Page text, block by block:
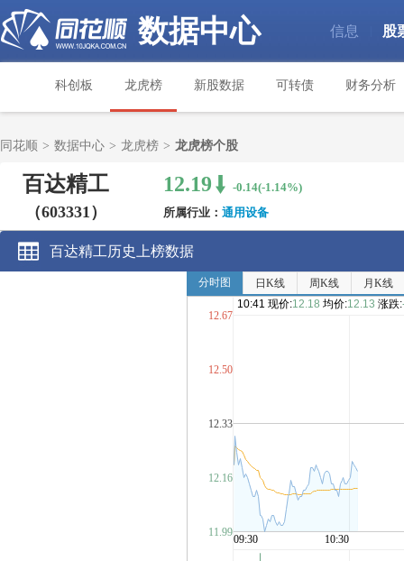
数据中心 信息 股
科创板 龙虎榜 新股数据 可转债 财务分析
同花顺 > 数据中心 > 龙虎榜 > 龙虎榜个股
百达精工
（603331）
12.19
-0.14(-1.14%)
所属行业： 通用设备
百达精工历史上榜数据